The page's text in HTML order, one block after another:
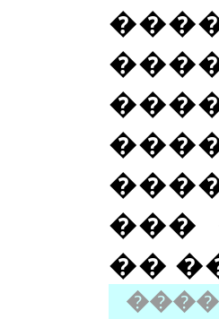
���
��